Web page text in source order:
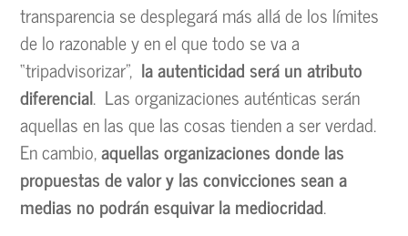
transparencia se desplegará más allá de los límites
de lo razonable y en el que todo se va a
“tripadvisorizar”, la autenticidad será un atributo
diferencial. Las organizaciones auténticas serán
aquellas en las que las cosas tienden a ser verdad.
En cambio,aquellas organizaciones donde las
propuestas de valor y las convicciones sean a
medias no podrán esquivar la mediocridad.